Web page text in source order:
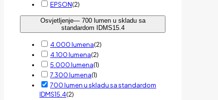
EPSON(2)
Osvjetljenje— 700 lumen u skladu sa
standardom IDMS15.4
4.000 lumena(2)
4.100 lumena(2)
5.000 lumena(1)
7.300 lumena(1)
700 lumen u skladu sa standardom
IDMS15.4(2)